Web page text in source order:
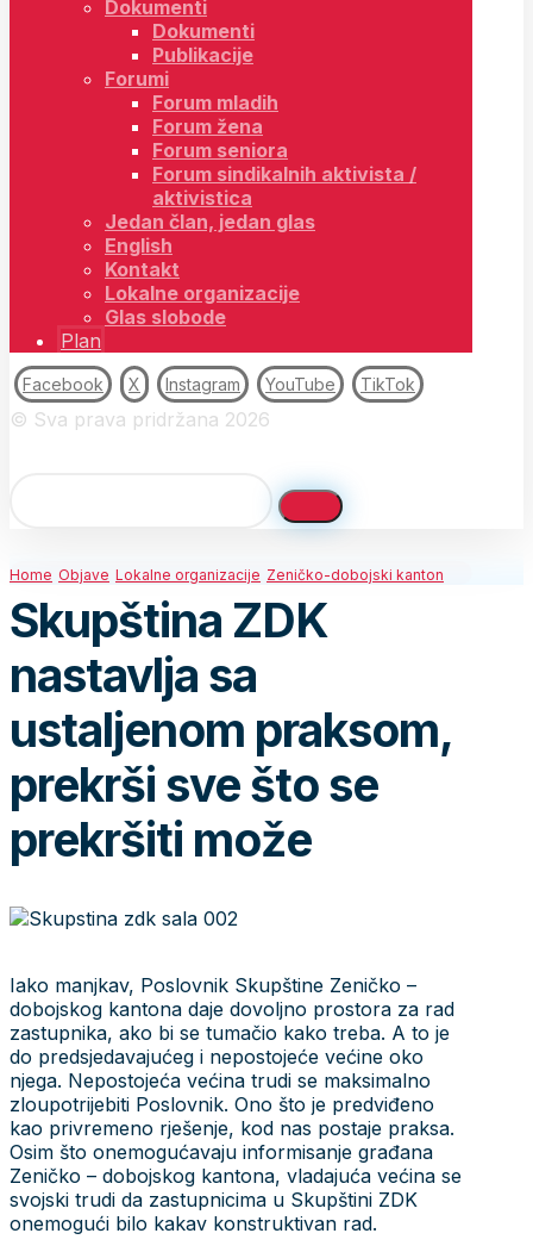
Dokumenti
Dokumenti
Publikacije
Forumi
Forum mladih
Forum žena
Forum seniora
Forum sindikalnih aktivista /
aktivistica
Jedan član, jedan glas
English
Kontakt
Lokalne organizacije
Glas slobode
Plan
Facebook X Instagram YouTube TikTok
© Sva prava pridržana 2026
Home Objave Lokalne organizacije Zeničko-dobojski kanton
Skupština ZDK
nastavlja sa
ustaljenom praksom,
prekrši sve što se
prekršiti može
Iako manjkav, Poslovnik Skupštine Zeničko –
dobojskog kantona daje dovoljno prostora za rad
zastupnika, ako bi se tumačio kako treba. A to je
do predsjedavajućeg i nepostojeće većine oko
njega. Nepostojeća većina trudi se maksimalno
zloupotrijebiti Poslovnik. Ono što je predviđeno
kao privremeno rješenje, kod nas postaje praksa.
Osim što onemogućavaju informisanje građana
Zeničko – dobojskog kantona, vladajuća većina se
svojski trudi da zastupnicima u Skupštini ZDK
onemogući bilo kakav konstruktivan rad.